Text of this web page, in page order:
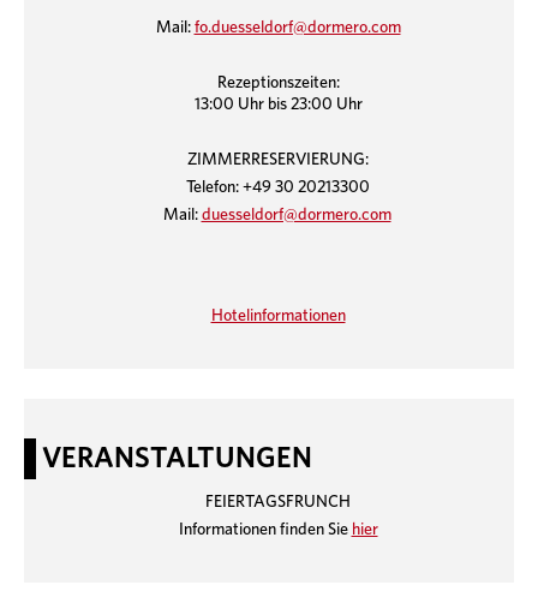
Mail: fo.duesseldorf@dormero.com
Rezeptionszeiten:
13:00 Uhr bis 23:00 Uhr
ZIMMERRESERVIERUNG:
Telefon: +49 30 20213300
Mail: duesseldorf@dormero.com
Hotelinformationen
VERANSTALTUNGEN
FEIERTAGSFRUNCH
Informationen finden Sie hier